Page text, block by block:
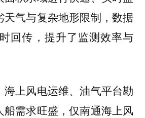
天气与复杂地形限制，数据
回传，提升了监测效率与
海上风电运维、油气平台勘
船需求旺盛，仅南通海上风